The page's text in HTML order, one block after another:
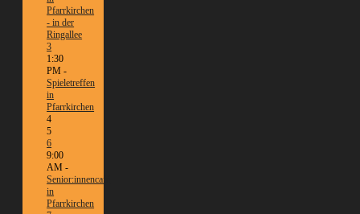
Pfarrkirchen
- in der
Ringallee
3
1:30
PM -
Spieletreffen
in
Pfarrkirchen
4
5
6
9:00
AM -
Senior:innencafé
in
Pfarrkirchen